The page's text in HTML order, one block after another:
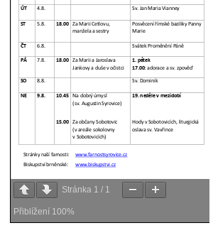
Stránka 1 / 1
Přiblížení 100%